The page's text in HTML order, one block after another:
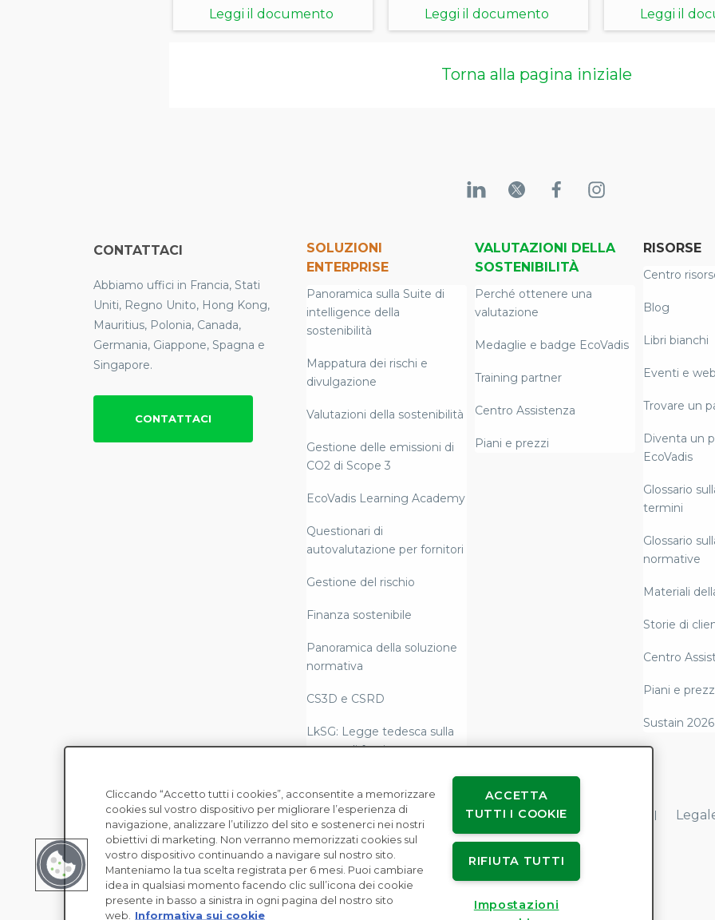
Leggi il documento Leggi il documento Leggi il
Torna alla pagina iniziale
CONTATTACI
Abbiamo uffici in Francia, Stati
Uniti, Regno Unito, Hong Kong,
Mauritius, Polonia, Canada,
Germania, Giappone, Spagna e
Singapore.
CONTATTACI
SOLUZIONI
ENTERPRISE
Panoramica sulla Suite di
intelligence della
sostenibilità
Mappatura dei rischi e
divulgazione
Valutazioni della sostenibilità
Gestione delle emissioni di
CO2 di Scope 3
EcoVadis Learning Academy
Questionari di
autovalutazione per fornitori
Gestione del rischio
Finanza sostenibile
Panoramica della soluzione
normativa
CS3D e CSRD
LkSG: Legge tedesca sulla
catena di fornitura
conformità normativa di
Scope 3
Leggi sulla schiavitù
moderna
Due diligence per i diritti
VALUTAZIONI DELLA
SOSTENIBILITÀ
Perché ottenere una
valutazione
Medaglie e badge EcoVadis
Training partner
Centro Assistenza
Piani e prezzi
RISORSE
Centro
Blog
Libri bianchi
Eventi e
Trovare un
Diventa un
EcoVadis
Glossario
termini
Glossario
normative
Materiali
Storie di
Centro
Piani e
Sustain 2026
Copyright © EcoVadis Accordi con gli utenti Privacy dei dati
Cliccando “Accetto tutti i cookies”, acconsentite a memorizzare
cookies sul vostro dispositivo per migliorare l’esperienza di
navigazione, analizzare l’utilizzo del sito e sostenerci nei nostri
obiettivi di marketing. Non verranno memorizzati cookies sul
vostro dispositivo continuando a navigare sul nostro sito.
Manteniamo la tua scelta registrata per 6 mesi. Puoi cambiare
idea in qualsiasi momento facendo clic sull’icona dei cookie
presente in basso a sinistra in ogni pagina del nostro sito
web.
Informativa sui cookie
ACCETTA
TUTTI I COOKIE
RIFIUTA TUTTI
Impostazioni